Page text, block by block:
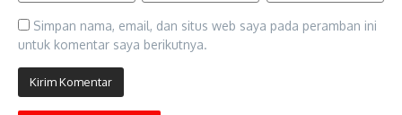
Simpan nama, email, dan situs web saya pada peramban ini
untuk komentar saya berikutnya.